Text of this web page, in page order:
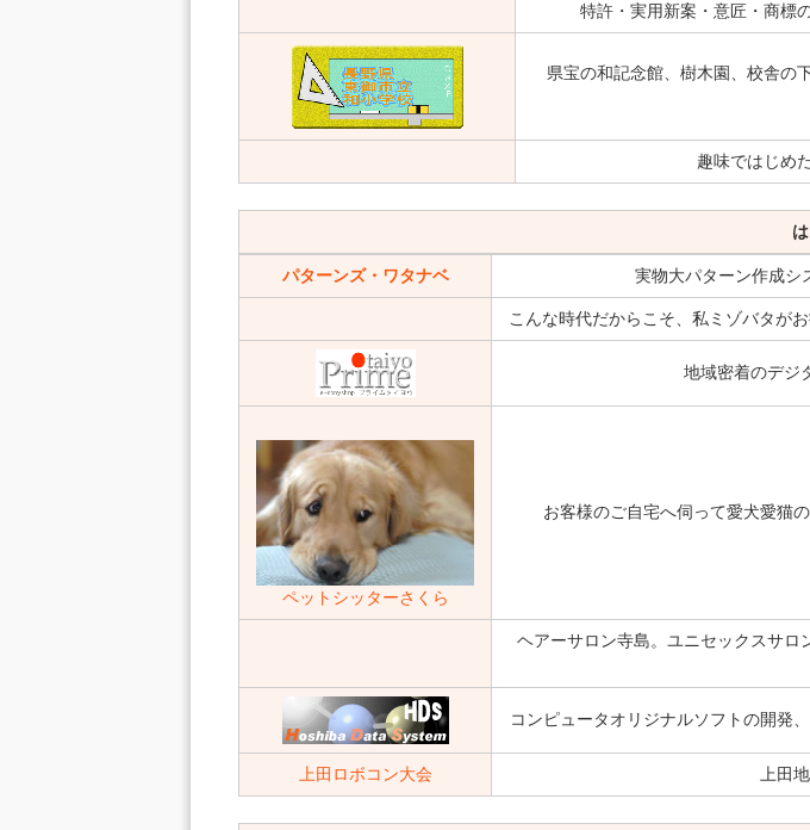
特許・実用新案・意匠・商標
県宝の和記念館、樹木園、校舎の
趣味ではじめ
は
パターンズ・ワタナベ 実物大パターン作成シ
こんな時代だからこそ、私ミゾバタが
地域密着のデジ
ペットシッターさくら
お客様のご自宅へ伺って愛犬愛猫
ヘアーサロン寺島。ユニセックスサロ
コンピュータオリジナルソフトの開発
上田ロボコン大会 上田